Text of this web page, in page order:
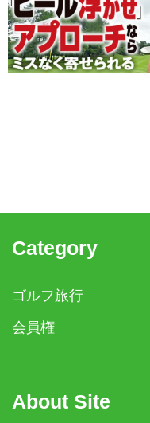
Category
ゴルフ旅行
会員権
About Site